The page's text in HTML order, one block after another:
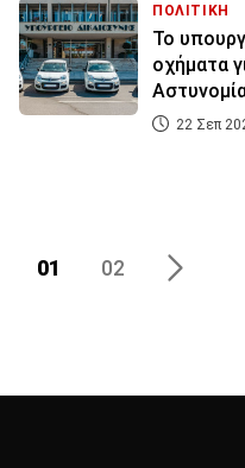
ΠΟΛΙΤΙΚΗ
Το
οχήματα
22 Σεπ
01 02